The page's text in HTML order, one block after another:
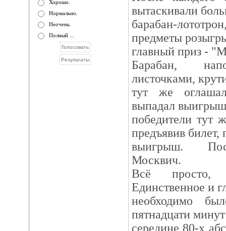
Хорошо.
Нормально.
Неочень.
Полный ...
вытаскивали
барабан-
предметы
главный приз -
Барабан,
листочками,
тут же
выпадал
победители тут
предъявив билет,
выигрыш.
Москвич.
Всё просто,
Единственное и
необходимо
пятнадцати
середине 80-х